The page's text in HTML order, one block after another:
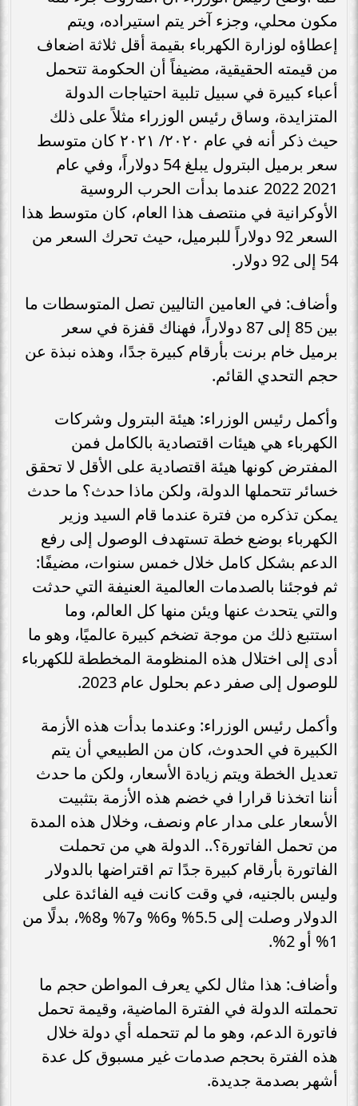
مكون محلي، وجزء آخر يتم استيراده، ويتم
إعطاؤه لوزارة الكهرباء بقيمة أقل ثلاثة اضعاف
من قيمته الحقيقية، مضيفاً أن الحكومة تتحمل
أعباء كبيرة في سبيل تلبية احتياجات الدولة
المتزايدة، وساق رئيس الوزراء مثلاً على ذلك
حيث ذكر أنه في عام ٢٠٢٠/ ٢٠٢١ كان متوسط
سعر برميل البترول يبلغ 54 دولاراً، وفي عام
2021 2022 عندما بدأت الحرب الروسية
الأوكرانية في منتصف هذا العام، كان متوسط هذا
السعر 92 دولاراً للبرميل، حيث تحرك السعر من
54 إلى 92 دولار.
وأضاف: في العامين التاليين تصل المتوسطات ما
بين 85 إلى 87 دولاراً، فهناك قفزة في سعر
برميل خام برنت بأرقام كبيرة جدًا، وهذه نبذة عن
حجم التحدي القائم.
وأكمل رئيس الوزراء: هيئة البترول وشركات
الكهرباء هي هيئات اقتصادية بالكامل فمن
المفترض كونها هيئة اقتصادية على الأقل لا تحقق
خسائر تتحملها الدولة، ولكن ماذا حدث؟ ما حدث
يمكن تذكره من فترة عندما قام السيد وزير
الكهرباء بوضع خطة تستهدف الوصول إلى رفع
الدعم بشكل كامل خلال خمس سنوات، مضيفًا:
ثم فوجئنا بالصدمات العالمية العنيفة التي حدثت
والتي يتحدث عنها ويئن منها كل العالم، وما
استتبع ذلك من موجة تضخم كبيرة عالميًا، وهو ما
أدى إلى اختلال هذه المنظومة المخططة للكهرباء
للوصول إلى صفر دعم بحلول عام 2023.
وأكمل رئيس الوزراء: وعندما بدأت هذه الأزمة
الكبيرة في الحدوث، كان من الطبيعي أن يتم
تعديل الخطة ويتم زيادة الأسعار، ولكن ما حدث
أننا اتخذنا قرارا في خضم هذه الأزمة بتثبيت
الأسعار على مدار عام ونصف، وخلال هذه المدة
من تحمل الفاتورة؟.. الدولة هي من تحملت
الفاتورة بأرقام كبيرة جدًا تم اقتراضها بالدولار
وليس بالجنيه، في وقت كانت فيه الفائدة على
الدولار وصلت إلى 5.5% و6% و7% و8%، بدلًا من
1% أو 2%.
وأضاف: هذا مثال لكي يعرف المواطن حجم ما
تحملته الدولة في الفترة الماضية، وقيمة تحمل
فاتورة الدعم، وهو ما لم تتحمله أي دولة خلال
هذه الفترة بحجم صدمات غير مسبوق كل عدة
أشهر بصدمة جديدة.